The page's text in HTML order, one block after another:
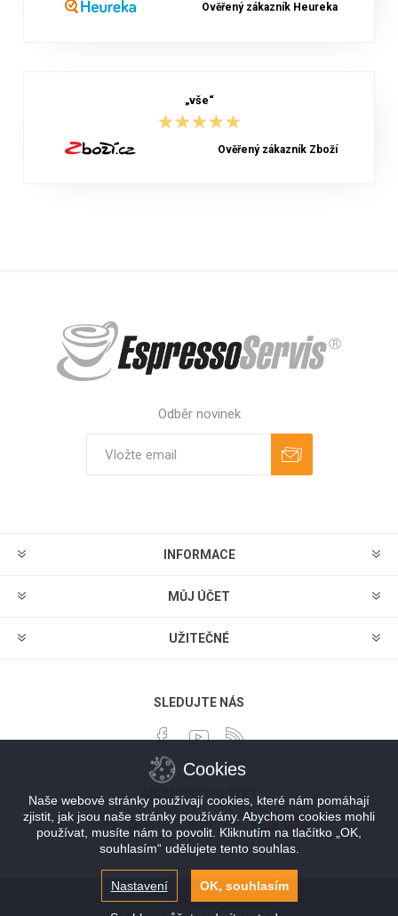
Ověřený zákazník Heureka
„vše“
★★★★★
★★★★★
Ověřený zákazník Zboží
Odběr novinek
INFORMACE
MŮJ ÚČET
UŽITEČNÉ
SLEDUJTE NÁS
MOŽNOSTI PLATBY
Powered bynopCommerce
Cookies
Naše webové stránky používají cookies, které nám pomáhají
zjistit, jak jsou naše stránky používány. Abychom cookies mohli
používat, musíte nám to povolit. Kliknutím na tlačítko „OK,
souhlasím“ udělujete tento souhlas.
Nastavení OK, souhlasím